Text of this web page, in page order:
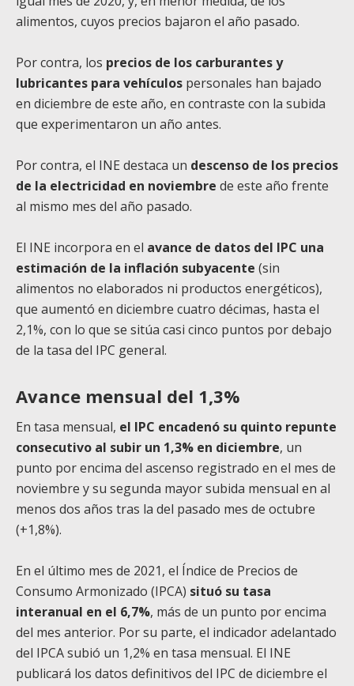
alimentos, cuyos precios bajaron el año pasado.
Por contra, los precios de los carburantes y
lubricantes para vehículos personales han bajado
en diciembre de este año, en contraste con la subida
que experimentaron un año antes.
Por contra, el INE destaca un descenso de los precios
de la electricidad en noviembre de este año frente
al mismo mes del año pasado.
El INE incorpora en el avance de datos del IPC una
estimación de la inflación subyacente (sin
alimentos no elaborados ni productos energéticos),
que aumentó en diciembre cuatro décimas, hasta el
2,1%, con lo que se sitúa casi cinco puntos por debajo
de la tasa del IPC general.
Avance mensual del 1,3%
En tasa mensual, el IPC encadenó su quinto repunte
consecutivo al subir un 1,3% en diciembre, un
punto por encima del ascenso registrado en el mes de
noviembre y su segunda mayor subida mensual en al
menos dos años tras la del pasado mes de octubre
(+1,8%).
En el último mes de 2021, el Índice de Precios de
Consumo Armonizado (IPCA) situó su tasa
interanual en el 6,7%, más de un punto por encima
del mes anterior. Por su parte, el indicador adelantado
del IPCA subió un 1,2% en tasa mensual. El INE
publicará los datos definitivos del IPC de diciembre el